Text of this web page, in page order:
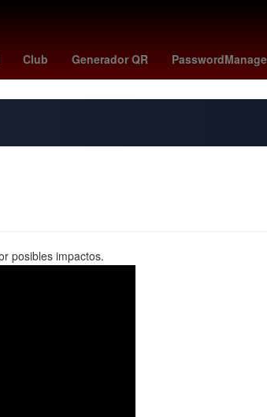
Club Generador QR
mayor lotería nacional Cholo Simeone
posibles impactos.